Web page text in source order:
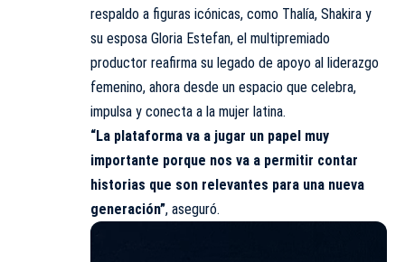
respaldo a figuras icónicas, como Thalía, Shakira y
su esposa Gloria Estefan, el multipremiado
productor reafirma su legado de apoyo al liderazgo
femenino, ahora desde un espacio que celebra,
impulsa y conecta a la mujer latina.
“La plataforma va a jugar un papel muy
importante porque nos va a permitir contar
historias que son relevantes para una nueva
generación”, aseguró.